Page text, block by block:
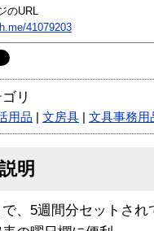
のURL
41079203
リ
用品 文房具 文具事務用
明
で、5週間分セットさ